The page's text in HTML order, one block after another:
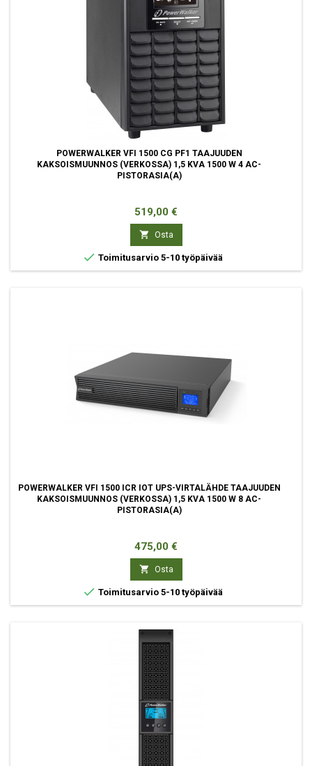
POWERWALKER VFI 1500 CG PF1 TAAJUUDEN
KAKSOISMUUNNOS (VERKOSSA) 1,5 KVA 1500 W 4 AC-
PISTORASIA(A)
Hinta
519,00 €
 Osta
 Toimitusarvio 5-10 työpäivää
POWERWALKER VFI 1500 ICR IOT UPS-VIRTALÄHDE TAAJUUDEN
KAKSOISMUUNNOS (VERKOSSA) 1,5 KVA 1500 W 8 AC-
PISTORASIA(A)
Hinta
475,00 €
 Osta
 Toimitusarvio 5-10 työpäivää